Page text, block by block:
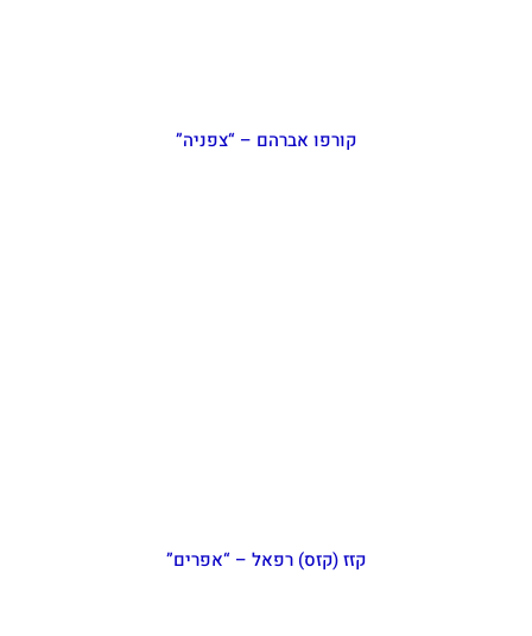
קורפו אברהם – “צפניה”
קזז (קזס) רפאל – “אפרים”